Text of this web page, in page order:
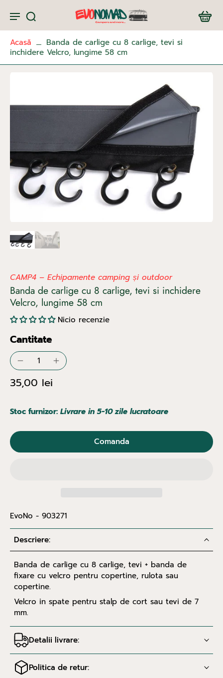
Acasă
Banda de carlige cu 8 carlige, tevi si
inchidere Velcro, lungime 58 cm
CAMP4 – Echipamente camping și outdoor
Banda de carlige cu 8 carlige, tevi si inchidere
Velcro, lungime 58 cm
Nicio recenzie
Cantitate
35,00 lei
Comanda
Stoc furnizor: Livrare in 5-10 zile lucratoare
EvoNo - 903271
Descriere:
Banda de carlige cu 8 carlige, tevi + banda de
fixare cu velcro pentru copertine, rulota sau
copertine.
Velcro in spate pentru stalp de cort sau tevi de 7
mm.
Detalii livrare:
Politica de retur: